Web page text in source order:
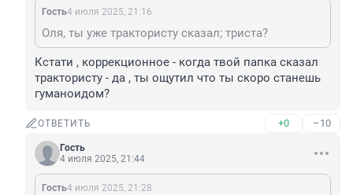
Гость4 июля 2025, 21:16
Оля, ты уже трактористу сказал; триста?
Кстати , коррекционное - когда твой папка сказал
трактористу - да , ты ощутил что ты скоро станешь
гуманоидом?
ОТВЕТИТЬ +0 –10
Гость
4 июля 2025, 21:44
Гость4 июля 2025, 21:28